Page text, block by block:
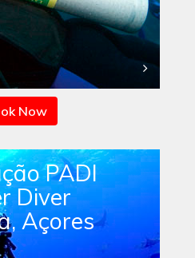
Now
PADI
Diver
Açores